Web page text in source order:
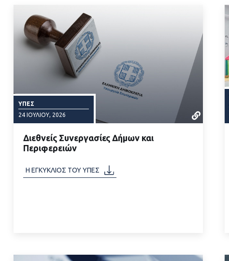
ΥΠΕΣ
24 ΙΟΥΛΊΟΥ, 2026
Διεθνείς Συνεργασίες Δήμων και
Περιφερειών
Η ΕΓΚΥΚΛΙΟΣ ΤΟΥ ΥΠΕΣ